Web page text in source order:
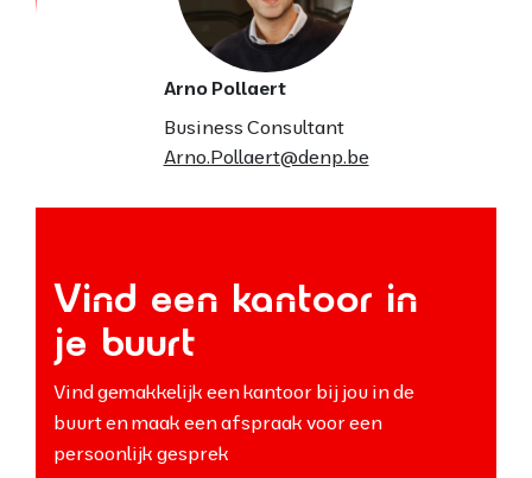
Arno Pollaert
Business Consultant
Arno.Pollaert@denp.be
Vind een kantoor in
je buurt
Vind gemakkelijk een kantoor bij jou in de
buurt en maak een afspraak voor een
persoonlijk gesprek